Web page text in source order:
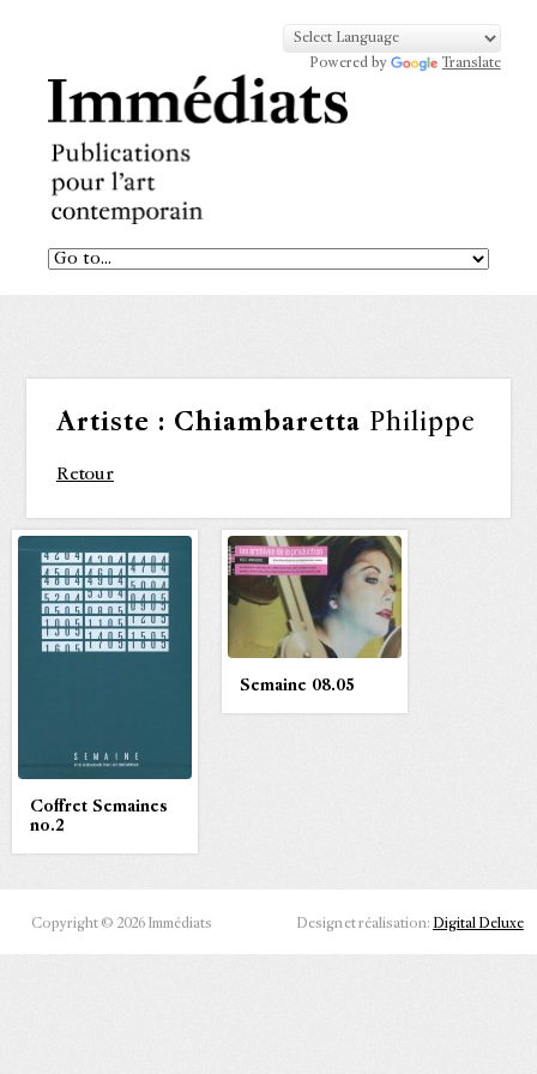
Powered by Translate
Artiste : Chiambaretta Philippe
Retour
Coffret Semaines
no.2
Semaine 08.05
Copyright © 2026 Immédiats Design et réalisation: Digital Deluxe